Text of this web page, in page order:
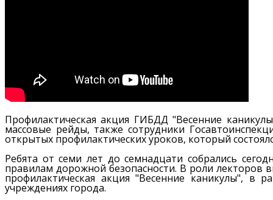
Профилактическая акция ГИБДД "Весенние
массовые рейды, также сотрудники
открытых профилактических уроков, который
Ребята от семи лет до семнадцати собрались
правилам дорожной безопасности. В роли лекторов
профилактическая акция "Весенние каникулы", в
учреждениях города.